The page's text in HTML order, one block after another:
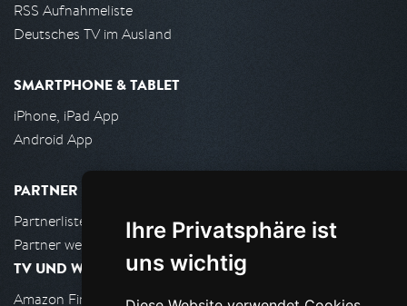
Ihre Privatsphäre ist
uns wichtig
RSS Aufnahmeliste
Deutsches TV im Ausland
SMARTPHONE & TABLET
iPhone, iPad App
Android App
PARTNER
Partnerliste
Partner werden
TV UND WOHNZIMMER
Amazon FireTV